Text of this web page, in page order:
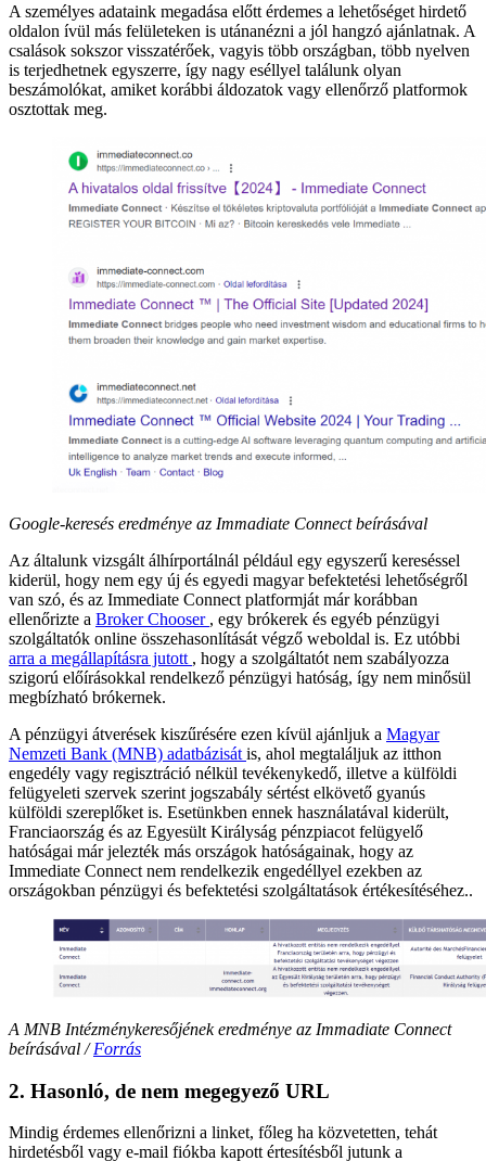
A személyes adataink megadása előtt érdemes a lehetőséget hirdető
oldalon ívül más felületeken is utánanézni a jól hangzó ajánlatnak. A
csalások sokszor visszatérőek, vagyis több országban, több nyelven
is terjedhetnek egyszerre, így nagy eséllyel találunk olyan
beszámolókat, amiket korábbi áldozatok vagy ellenőrző platformok
osztottak meg.
Google-keresés eredménye az Immadiate Connect beírásával
Az általunk vizsgált álhírportálnál például egy egyszerű kereséssel
kiderül, hogy nem egy új és egyedi magyar befektetési lehetőségről
van szó, és az Immediate Connect platformját már korábban
ellenőrizte a Broker Chooser , egy brókerek és egyéb pénzügyi
szolgáltatók online összehasonlítását végző weboldal is. Ez utóbbi
arra a megállapításra jutott , hogy a szolgáltatót nem szabályozza
szigorú előírásokkal rendelkező pénzügyi hatóság, így nem minősül
megbízható brókernek.
A pénzügyi átverések kiszűrésére ezen kívül ajánljuk a Magyar
Nemzeti Bank (MNB) adatbázisát is, ahol megtaláljuk az itthon
engedély vagy regisztráció nélkül tevékenykedő, illetve a külföldi
felügyeleti szervek szerint jogszabály sértést elkövető gyanús
külföldi szereplőket is. Esetünkben ennek használatával kiderült,
Franciaország és az Egyesült Királyság pénzpiacot felügyelő
hatóságai már jelezték más országok hatóságainak, hogy az
Immediate Connect nem rendelkezik engedéllyel ezekben az
országokban pénzügyi és befektetési szolgáltatások értékesítéséhez..
A MNB Intézménykeresőjének eredménye az Immadiate Connect
beírásával /Forrás
2. Hasonló, de nem megegyező URL
Mindig érdemes ellenőrizni a linket, főleg ha közvetetten, tehát
hirdetésből vagy e-mail fiókba kapott értesítésből jutunk a